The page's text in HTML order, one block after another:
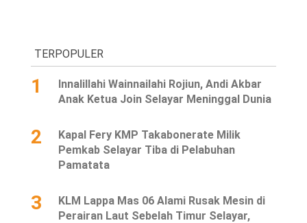
TERPOPULER
1
Innalillahi Wainnailahi Rojiun, Andi Akbar
Anak Ketua Join Selayar Meninggal Dunia
2
Kapal Fery KMP Takabonerate Milik
Pemkab Selayar Tiba di Pelabuhan
Pamatata
3
KLM Lappa Mas 06 Alami Rusak Mesin di
Perairan Laut Sebelah Timur Selayar,